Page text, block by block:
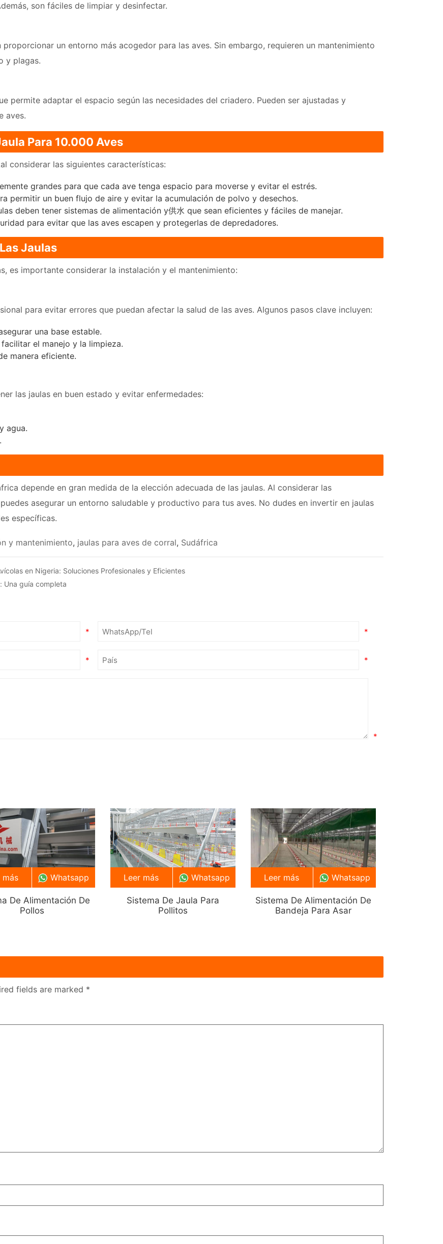
son fáciles de limpiar y desinfectar.
un entorno más acogedor para las aves. Sin embargo, requieren un mantenimiento
y plagas.
permite adaptar el espacio según las necesidades del criadero. Pueden ser ajustadas y
aves.
Para 10.000 Aves
considerar las siguientes características:
grandes para que cada ave tenga espacio para moverse y evitar el estrés.
permitir un buen flujo de aire y evitar la acumulación de polvo y desechos.
deben tener sistemas de alimentación y供水 que sean eficientes y fáciles de manejar.
para evitar que las aves escapen y protegerlas de depredadores.
Jaulas
es importante considerar la instalación y el mantenimiento:
para evitar errores que puedan afectar la salud de las aves. Algunos pasos clave incluyen:
una base estable.
el manejo y la limpieza.
manera eficiente.
las jaulas en buen estado y evitar enfermedades:
agua.
depende en gran medida de la elección adecuada de las jaulas. Al considerar las
asegurar un entorno saludable y productivo para tus aves. No dudes en invertir en jaulas
específicas.
y mantenimiento, jaulas para aves de corral, Sudáfrica
en Nigeria: Soluciones Profesionales y Eficientes
Una guía completa
* *
* *
*
De Alimentación De
Pollos
más Whatsapp
Sistema De Jaula Para
Pollitos
Leer más Whatsapp
Sistema De Alimentación De
Bandeja Para Asar
Leer más Whatsapp
fields are marked *